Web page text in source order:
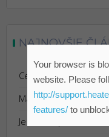
NAJNOVŠIE
Cestovanie s Istotou:
Marketing pre
Je Bitcoin podvod?
Your browser is
website. Please
http://
features/to